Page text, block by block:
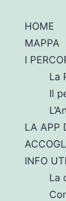
HOME
MAPPA
I
La
Il
LA APP
INFO
La